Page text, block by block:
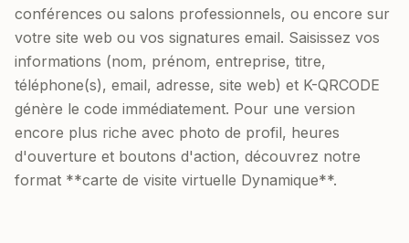
conférences ou salons professionnels, ou encore sur
votre site web ou vos signatures email. Saisissez vos
informations (nom, prénom, entreprise, titre,
téléphone(s), email, adresse, site web) et K-QRCODE
génère le code immédiatement. Pour une version
encore plus riche avec photo de profil, heures
d'ouverture et boutons d'action, découvrez notre
format **carte de visite virtuelle Dynamique**.